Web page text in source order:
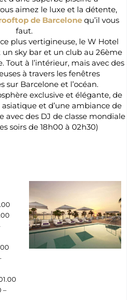
aimez le luxe et la détente,
de Barcelone qu’il vous
faut.
plus vertigineuse, le W Hotel
sky bar et un club au 26ème
Tout à l’intérieur, mais avec des
à travers les fenêtres
sur Barcelone et l’océan.
exclusive et élégante, de
et d’une ambiance de
avec des DJ de classe mondiale
soirs de 18h00 à 02h30)
–